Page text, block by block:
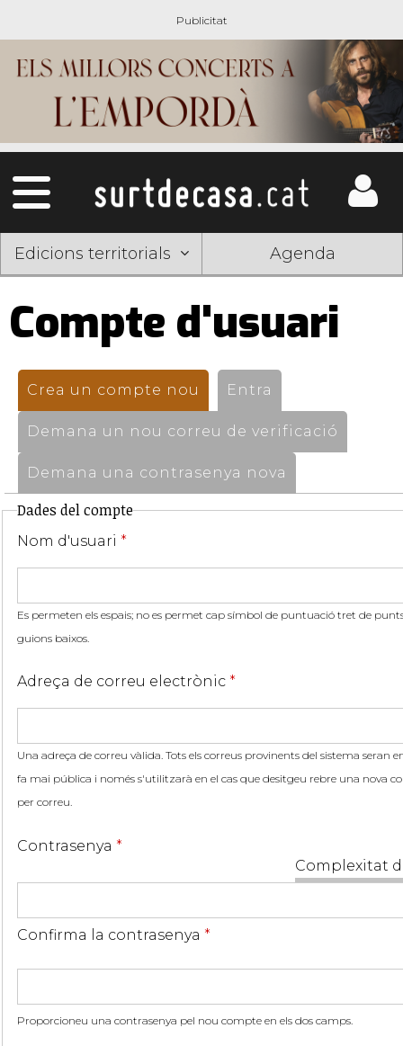
Edicions territorials Agenda
Compte d'usuari
Pestanyes
primàries
Crea un compte nou (pestanya activa)
Entra
Demana un nou correu de verificació
Demana una contrasenya nova
Dades del compte
Nom d'usuari *
Es permeten els espais; no es permet cap símbol de puntuació tret de
guions baixos.
Adreça de correu electrònic *
Una adreça de correu vàlida. Tots els correus provinents del sistema seran
fa mai pública i només s'utilitzarà en el cas que desitgeu rebre una nova
per correu.
Complexitat
Contrasenya *
Confirma la contrasenya *
Proporcioneu una contrasenya pel nou compte en els dos camps.